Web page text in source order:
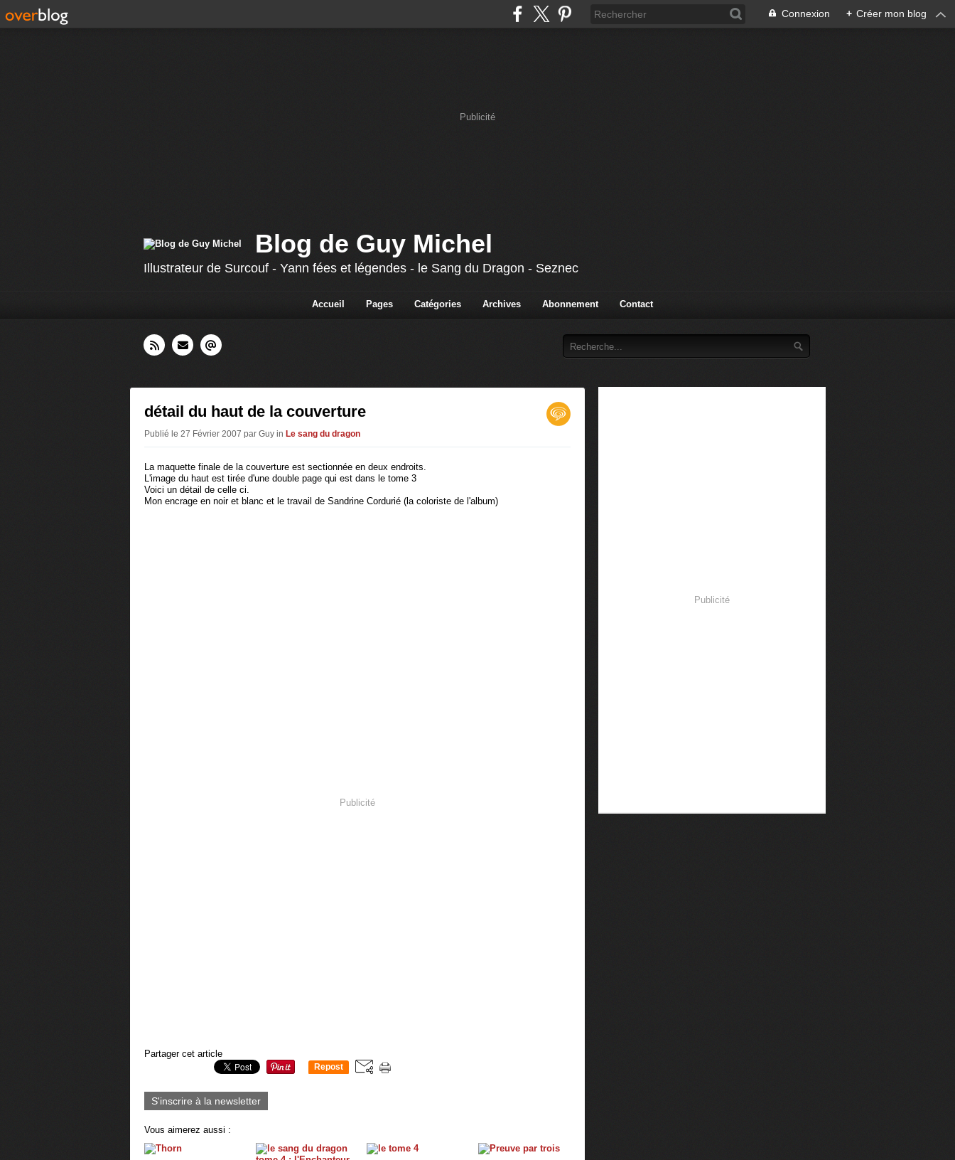
Connexion + Créer mon blog
Publicité
Blog de Guy Michel
Illustrateur de Surcouf - Yann fées et légendes - le Sang du Dragon - Seznec
Accueil Pages Catégories Archives Abonnement Contact
détail du haut de la couverture
Publié le 27 Février 2007 par Guy in Le sang du dragon
La maquette finale de la couverture est sectionnée en deux endroits.
L'image du haut est tirée d'une double page qui est dans le tome 3
Voici un détail de celle ci.
Mon encrage en noir et blanc et le travail de Sandrine Cordurié (la coloriste de l'album)
Publicité
Partager cet article
Repost
S'inscrire à la newsletter
Vous aimerez aussi :
Publicité